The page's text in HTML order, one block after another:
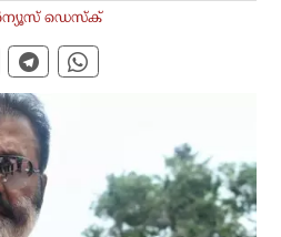
ഡെസ്‌ക്